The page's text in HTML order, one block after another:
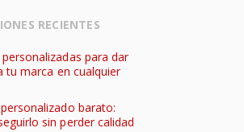
RECIENTES
para dar
tu marca en cualquier
barato:
sin perder calidad